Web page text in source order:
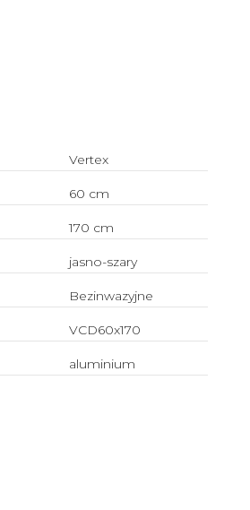
Vertex
60 cm
170 cm
jasno-szary
Bezinwazyjne
VCD60x170
aluminium